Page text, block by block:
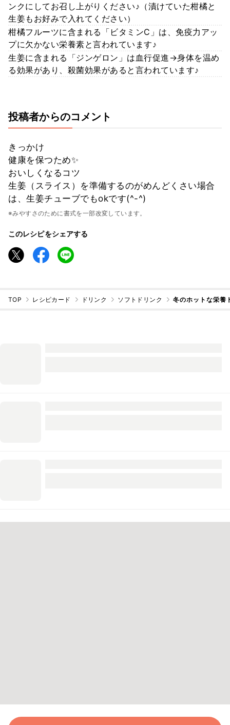
ンクにしてお召し上がりください♪（漬けていた柑橘と
生姜もお好みで入れてください）
柑橘フルーツに含まれる「ビタミンC」は、免疫力アッ
プに欠かない栄養素と言われています♪
生姜に含まれる「ジンゲロン」は血行促進→身体を温め
る効果があり、殺菌効果があると言われています♪
投稿者からのコメント
きっかけ
健康を保つため✨
おいしくなるコツ
生姜（スライス）を準備するのがめんどくさい場合
は、生姜チューブでもokです(^-^)
※みやすさのために書式を一部改変しています。
このレシピをシェアする
TOP レシピカード ドリンク ソフトドリンク 冬のホットな栄養